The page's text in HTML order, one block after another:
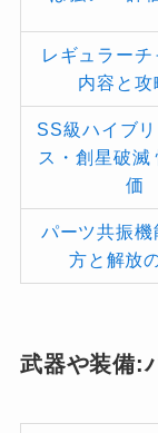
レギュラーチ
内容と攻
SS級ハイブ
ス・創星破滅
価
パーツ共振機
方と解放
武器や装備: